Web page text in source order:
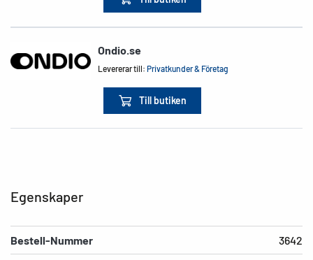
Ondio.se
Levererar till:Privatkunder & Företag
Till butiken
Egenskaper
Bestell-Nummer 3642